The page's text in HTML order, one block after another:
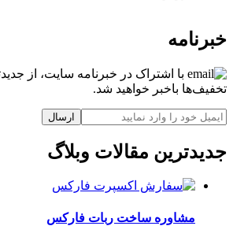
خبرنامه
با اشتراک در خبرنامه سایت، از
تخفیف‌ها باخبر خواهید شد.
ارسال
جدیدترین مقالات وبلاگ
مشاوره ساخت ربات فارکس